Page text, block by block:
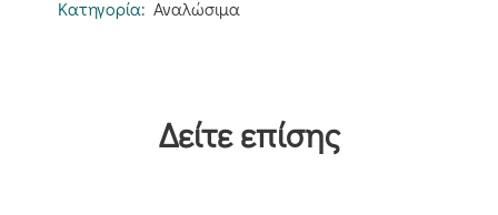
Κατηγορία: Αναλώσιμα
Δείτε επίσης